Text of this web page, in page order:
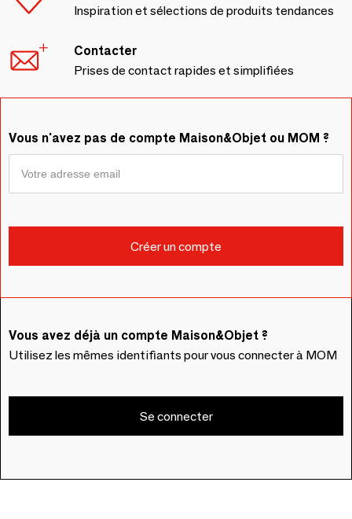
Inspiration et sélections de produits tendances
Contacter
Prises de contact rapides et simplifiées
Vous n'avez pas de compte Maison&Objet ou MOM ?
Vous avez déjà un compte Maison&Objet ?
Utilisez les mêmes identifiants pour vous connecter à MOM
Se connecter